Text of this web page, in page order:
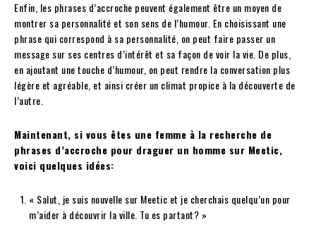
Enfin, les phrases d’accroche peuvent également être un moyen de
montrer sa personnalité et son sens de l’humour. En choisissant une
phrase qui correspond à sa personnalité, on peut faire passer un
message sur ses centres d’intérêt et sa façon de voir la vie. De plus,
en ajoutant une touche d’humour, on peut rendre la conversation plus
légère et agréable, et ainsi créer un climat propice à la découverte de
l’autre.
Maintenant, si vous êtes une femme à la recherche de
phrases d’accroche pour draguer un homme sur Meetic,
voici quelques idées:
« Salut, je suis nouvelle sur Meetic et je cherchais quelqu’un pour
m’aider à découvrir la ville. Tu es partant? »